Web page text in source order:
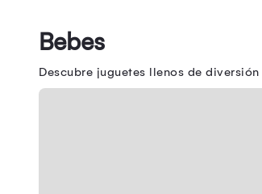
Bebes
Descubre juguetes llenos de